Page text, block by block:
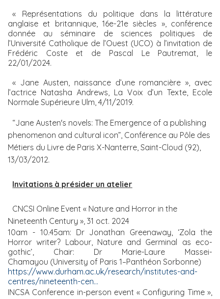
« Représentations du politique dans la littérature
anglaise et britannique, 16e-21e siècles », conférence
donnée au séminaire de sciences politiques de
l’Université Catholique de l’Ouest (UCO) à l’invitation de
Frédéric Coste et de Pascal Le Pautremat, le
22/01/2024.
« Jane Austen, naissance d’une romancière », avec
l’actrice Natasha Andrews, La Voix d’un Texte, Ecole
Normale Supérieure Ulm, 4/11/2019.
“Jane Austen's novels: The Emergence of a publishing
phenomenon and cultural icon”, Conférence au Pôle des
Métiers du Livre de Paris X-Nanterre, Saint-Cloud (92),
13/03/2012.
Invitations à présider un atelier
CNCSI Online Event « Nature and Horror in the
Nineteenth Century », 31 oct. 2024
10am - 10.45am: Dr Jonathan Greenaway, ‘Zola the
Horror writer? Labour, Nature and Germinal as eco-
gothic’, Chair: Dr Marie-Laure Massei-
Chamayou (University of Paris 1–Panthéon Sorbonne)
https://www.durham.ac.uk/research/institutes-and-
centres/nineteenth-cen…
INCSA Conference in-person event « Configuring Time »,